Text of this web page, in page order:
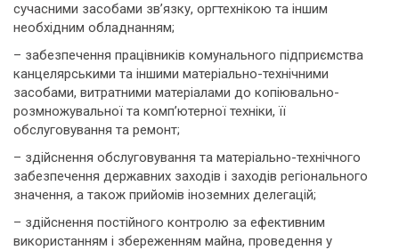
сучасними засобами зв’язку, оргтехнікою та іншим
необхідним обладнанням;
– забезпечення працівників комунального підприємства
канцелярськими та іншими матеріально-технічними
засобами, витратними матеріалами до копіювально-
розмножувальної та комп’ютерної техніки, її
обслуговування та ремонт;
– здійснення обслуговування та матеріально-технічного
забезпечення державних заходів і заходів регіонального
значення, а також прийомів іноземних делегацій;
– здійснення постійного контролю за ефективним
використанням і збереженням майна, проведення у